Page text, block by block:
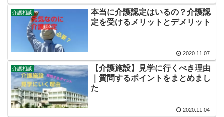
介護相談
本当に介護認定はいるの？介護認
定を受けるメリットとデメリット
2020.11.07
介護相談
【介護施設】見学に行くべき理由
｜質問するポイントをまとめまし
た
2020.11.04